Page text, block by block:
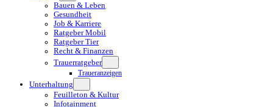
Bauen & Leben
Gesundheit
Job & Karriere
Ratgeber Mobil
Ratgeber Tier
Recht & Finanzen
Trauerratgeber
Traueranzeigen
Unterhaltung
Feuilleton & Kultur
Infotainment